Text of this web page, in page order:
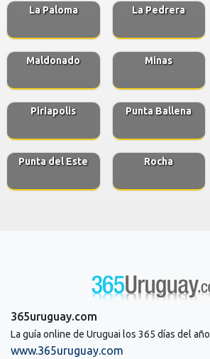
La Paloma La Pedrera
Maldonado Minas
Piriapolis Punta Ballena
Punta del Este Rocha
365uruguay.com
La guía online de Uruguai los 365 días del año
www.365uruguay.com